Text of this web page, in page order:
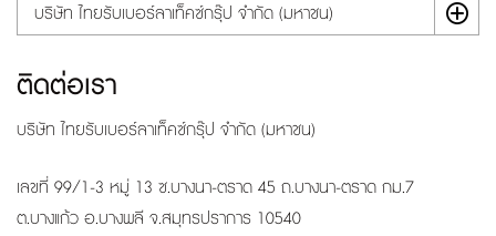
บริษัท ไทยรับเบอร์ลาเท็คซ์กรุ๊ป จำกัด (มหาชน)
ติดต่อเรา
บริษัท ไทยรับเบอร์ลาเท็คซ์กรุ๊ป จำกัด (มหาชน)
เลขที่ 99/1-3 หมู่ 13 ซ.บางนา-ตราด 45 ถ.บางนา-ตราด กม.7
ต.บางแก้ว อ.บางพลี จ.สมุทรปราการ 10540